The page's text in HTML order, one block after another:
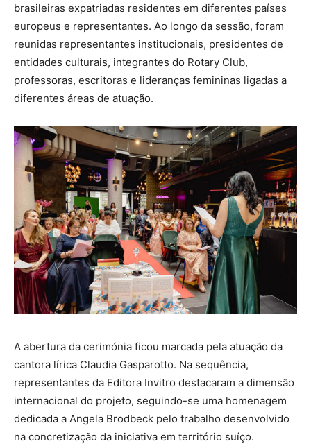
brasileiras expatriadas residentes em diferentes países
europeus e representantes. Ao longo da sessão, foram
reunidas representantes institucionais, presidentes de
entidades culturais, integrantes do Rotary Club,
professoras, escritoras e lideranças femininas ligadas a
diferentes áreas de atuação.
A abertura da cerimónia ficou marcada pela atuação da
cantora lírica Claudia Gasparotto. Na sequência,
representantes da Editora Invitro destacaram a dimensão
internacional do projeto, seguindo-se uma homenagem
dedicada a Angela Brodbeck pelo trabalho desenvolvido
na concretização da iniciativa em território suíço.